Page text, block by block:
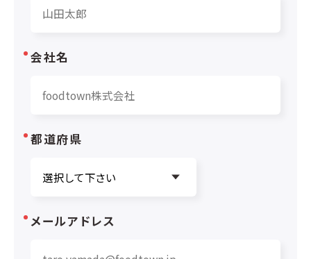
会社名
都道府県
メールアドレス